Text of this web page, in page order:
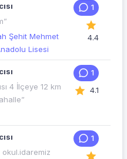
Şehit Mehmet
Lisesi
1
4.4
4 İlçeye 12 km
1
4.1
1